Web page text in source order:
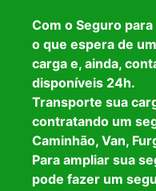
Com o Seguro
o que espera de
carga e, ainda,
disponíveis 24h.
Transporte sua
contratando um
Caminhão, Van,
Para ampliar sua
pode fazer um